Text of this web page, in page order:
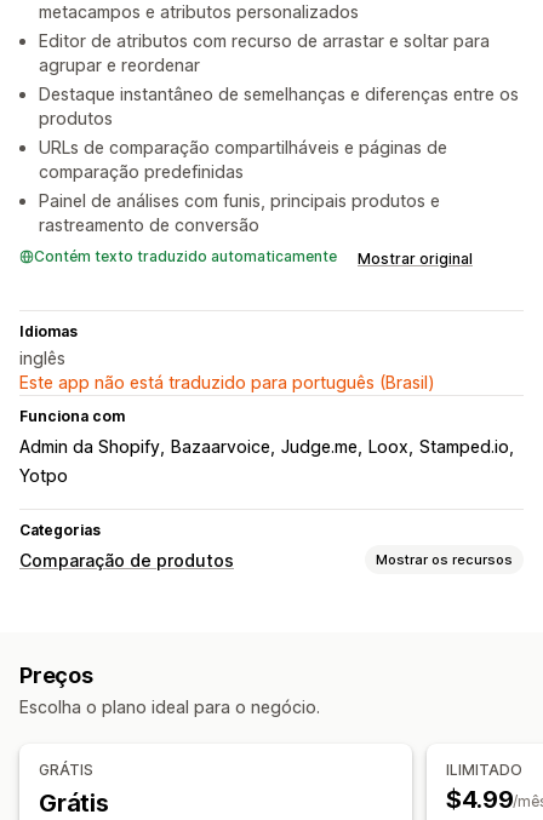
metacampos e atributos personalizados
Editor de atributos com recurso de arrastar e soltar para
agrupar e reordenar
Destaque instantâneo de semelhanças e diferenças entre os
produtos
URLs de comparação compartilháveis e páginas de
comparação predefinidas
Painel de análises com funis, principais produtos e
rastreamento de conversão
Contém texto traduzido automaticamente Mostrar original
Idiomas
inglês
Este app não está traduzido para português (Brasil)
Funciona com
Admin da Shopify Bazaarvoice Judge.me Loox Stamped.io
Yotpo
Categorias
Comparação de produtos Mostrar os recursos
Multiproduto
Texto personalizado
Gráfico flutuante
Preços
Escolha o plano ideal para o negócio.
GRÁTIS
Grátis
ILIMITADO
$4.99/